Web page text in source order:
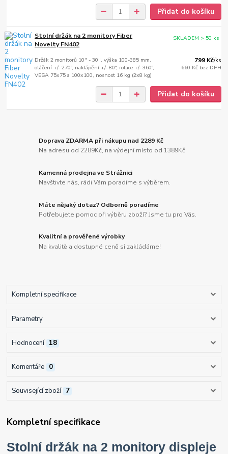
Přidat do košíku
Stolní držák na 2 monitory Fiber
Novelty FN402
Držák 2 monitorů 10" - 30", výška 100-385 mm,
otáčení +/- 270°, naklápění +/- 80°, rotace +/- 360°,
VESA 75x75 a 100x100, nosnost 16 kg (2x8 kg)
799 Kč/ks
660 Kč bez DPH
SKLADEM > 50 ks
Přidat do košíku
Doprava ZDARMA při nákupu nad 2289 Kč
Na adresu od 2289Kč, na výdejní místo od 1389Kč
Kamenná prodejna ve Strážnici
Navštivte nás, rádi Vám poradíme s výběrem.
Máte nějaký dotaz? Odborně poradíme
Potřebujete pomoc při výběru zboží? Jsme tu pro Vás.
Kvalitní a prověřené výrobky
Na kvalitě a dostupné ceně si zakládáme!
Kompletní specifikace
Parametry
Hodnocení 18
Komentáře 0
Související zboží 7
Kompletní specifikace
Stolní držák na 2 monitory displeje